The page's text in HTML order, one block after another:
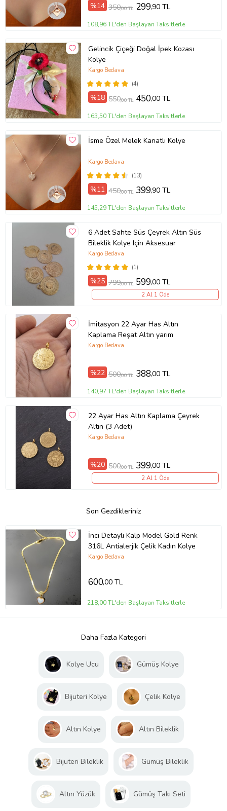
%14 350,00 TL 299,90 TL
108,96 TL'den Başlayan Taksitlerle
Gelincik Çiçeği Doğal İpek Kozası
Kolye
(4)
Kargo Bedava
%18 550,00 TL 450,00 TL
163,50 TL'den Başlayan Taksitlerle
İsme Özel Melek Kanatlı Kolye
(13)
Kargo Bedava
%11 450,00 TL 399,90 TL
145,29 TL'den Başlayan Taksitlerle
6 Adet Sahte Süs Çeyrek Altın Süs
Bileklik Kolye Için Aksesuar
(1)
Kargo Bedava
%25 799,00 TL 599,00 TL
2 Al 1 Öde
İmitasyon 22 Ayar Has Altın
Kaplama Reşat Altın yarım
Kargo Bedava
%22 500,00 TL 388,00 TL
140,97 TL'den Başlayan Taksitlerle
22 Ayar Has Altın Kaplama Çeyrek
Altın (3 Adet)
Kargo Bedava
%20 500,00 TL 399,00 TL
2 Al 1 Öde
Son Gezdikleriniz
İnci Detaylı Kalp Model Gold Renk
316L Antialerjik Çelik Kadın Kolye
Kargo Bedava
600,00 TL
218,00 TL'den Başlayan Taksitlerle
Daha Fazla Kategori
Kolye Ucu Gümüş Kolye
Bijuteri Kolye Çelik Kolye
Altın Kolye Altın Bileklik
Bijuteri Bileklik Gümüş Bileklik
Altın Yüzük Gümüş Takı Seti